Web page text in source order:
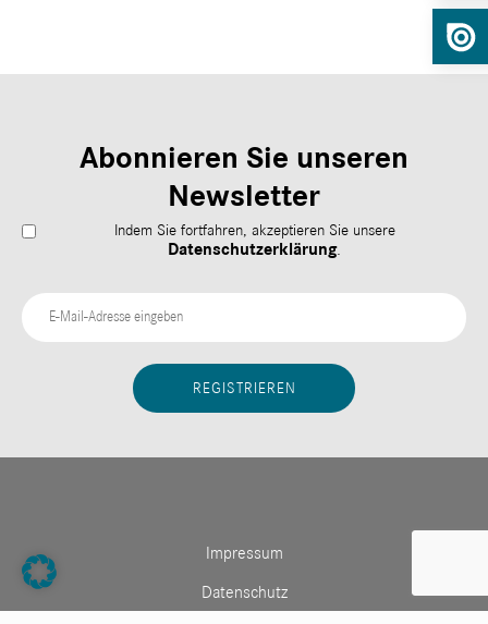
Abonnieren Sie unseren
Newsletter
Indem Sie fortfahren, akzeptieren Sie unsere
Datenschutzerklärung.
Impressum
Datenschutz